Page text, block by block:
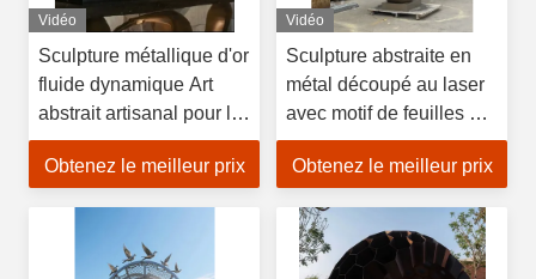
Vidéo
Sculpture métallique d'or
fluide dynamique Art
abstrait artisanal pour le
hall de l'hôtel Garden
Obtenez le meilleur prix
Vidéo
Sculpture abstraite en
métal découpé au laser
avec motif de feuilles et
design ondulé, art
moderne en acier
Obtenez le meilleur prix